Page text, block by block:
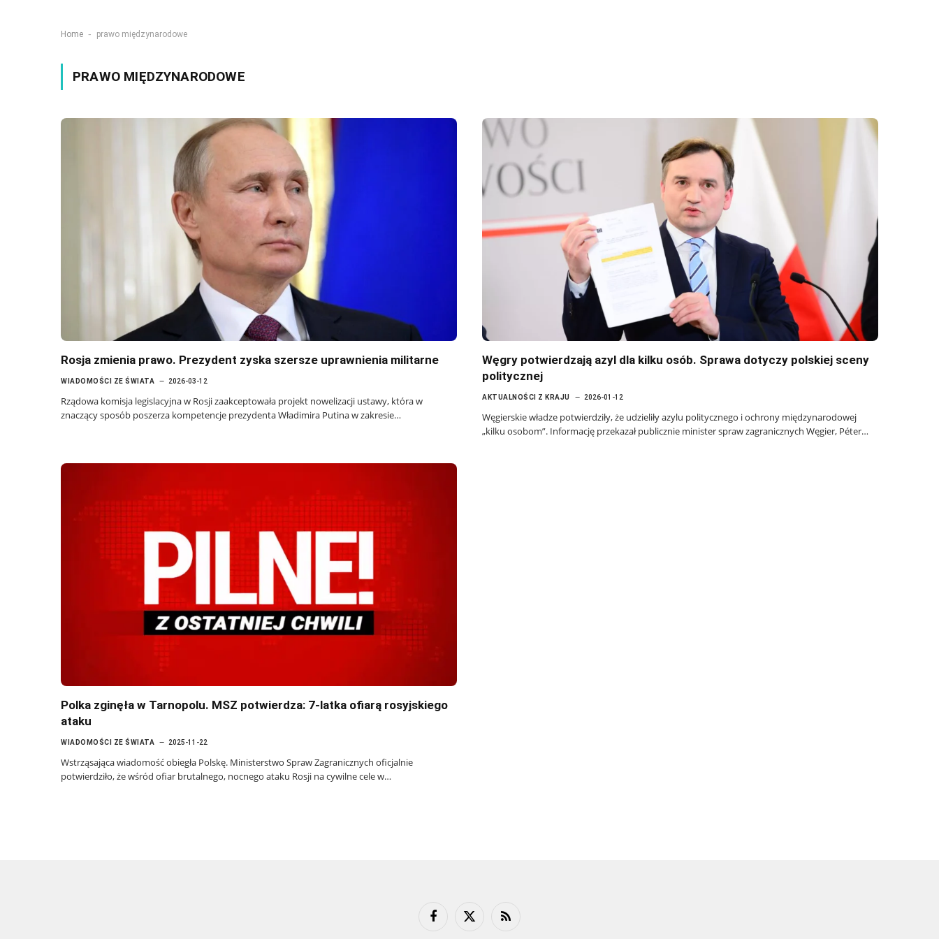
Home - prawo międzynarodowe
PRAWO MIĘDZYNARODOWE
Rosja zmienia prawo. Prezydent zyska szersze uprawnienia militarne
WIADOMOŚCI ZE ŚWIATA 2026-03-12
Rządowa komisja legislacyjna w Rosji zaakceptowała projekt nowelizacji ustawy, która w
znaczący sposób poszerza kompetencje prezydenta Władimira Putina w zakresie…
Węgry potwierdzają azyl dla kilku osób. Sprawa dotyczy polskiej sceny
politycznej
AKTUALNOŚCI Z KRAJU 2026-01-12
Węgierskie władze potwierdziły, że udzieliły azylu politycznego i ochrony międzynarodowej
„kilku osobom”. Informację przekazał publicznie minister spraw zagranicznych Węgier, Péter…
Polka zginęła w Tarnopolu. MSZ potwierdza: 7-latka ofiarą rosyjskiego
ataku
WIADOMOŚCI ZE ŚWIATA 2025-11-22
Wstrząsająca wiadomość obiegła Polskę. Ministerstwo Spraw Zagranicznych oficjalnie
potwierdziło, że wśród ofiar brutalnego, nocnego ataku Rosji na cywilne cele w…
FacebookX
RSS